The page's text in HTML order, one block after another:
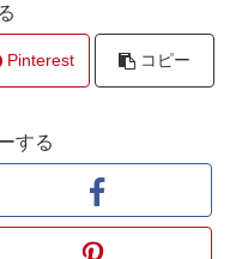
Pinterest コピー
する